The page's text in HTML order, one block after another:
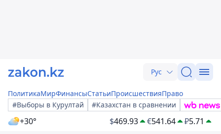
Рус
ПолитикаМирФинансыСтатьиПроисшествияПраво
#Выборы в Курултай
#Казахстан в сравнении
+30° $469.93 €541.64 ₽5.71